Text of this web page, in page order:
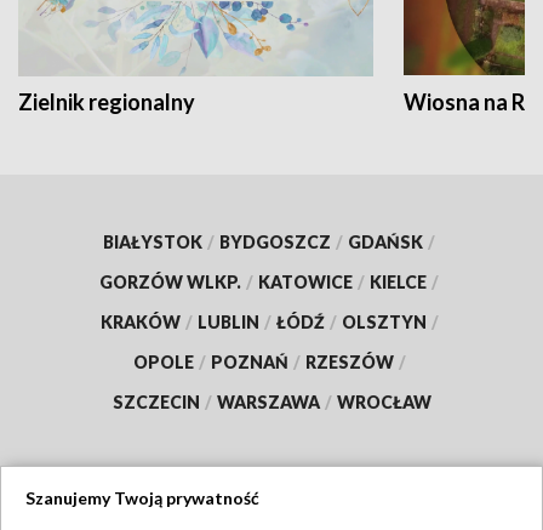
Zielnik regionalny Wiosna na
BIAŁYSTOK / BYDGOSZCZ / GDAŃSK /
GORZÓW WLKP. / KATOWICE / KIELCE /
KRAKÓW / LUBLIN / ŁÓDŹ / OLSZTYN /
OPOLE / POZNAŃ / RZESZÓW /
SZCZECIN / WARSZAWA / WROCŁAW
Szanujemy Twoją prywatność